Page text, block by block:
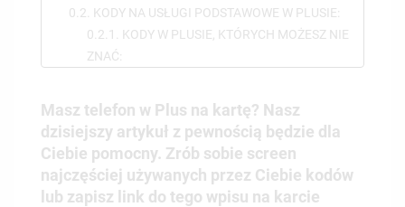
0.2. KODY NA USŁUGI PODSTAWOWE W PLUSIE:
0.2.1. KODY W PLUSIE, KTÓRYCH MOŻESZ NIE
ZNAĆ:
Masz telefon w Plus na kartę? Nasz
dzisiejszy artykuł z pewnością będzie dla
Ciebie pomocny. Zrób sobie screen
najczęściej używanych przez Ciebie kodów
lub zapisz link do tego wpisu na karcie